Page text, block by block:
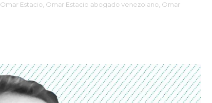
Omar Estacio, Omar Estacio abogado venezolano, Omar